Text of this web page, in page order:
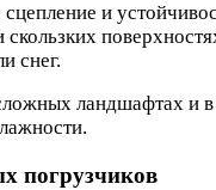
и
снег.
ландшафтах и в
погрузчиков